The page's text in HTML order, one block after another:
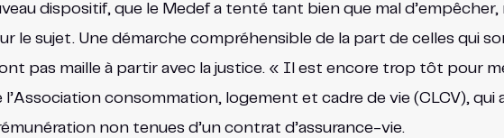
dispositif, que le Medef a tenté tant bien que mal
le sujet. Une démarche compréhensible de la part de celles qui
pas maille à partir avec la justice. « Il est encore trop tôt pour
consommation, logement et cadre de vie (CLCV), qui
non tenues d’un contrat d’assurance-vie.